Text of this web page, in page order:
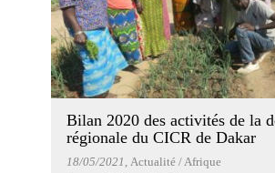
Bilan 2020 des activités de la
régionale du CICR de Dakar
18/05/2021 , Actualité / Afrique